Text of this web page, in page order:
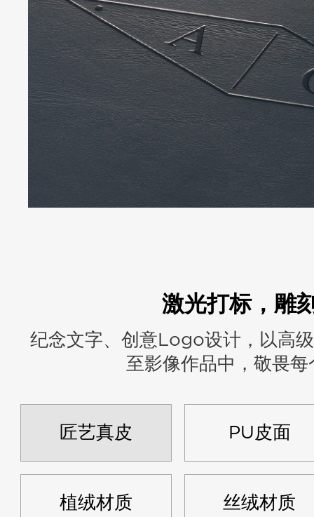
激光打标，雕
纪念文字、创意Logo设计，以高
至影像作品中，敬畏
匠艺真皮 PU皮面
植绒材质 丝绒材质